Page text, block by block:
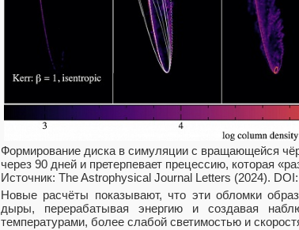
Формирование диска в симуляции с вращающейся
через 90 дней и претерпевает прецессию, которая
Источник: The Astrophysical Journal Letters (2024).
Новые расчёты показывают, что эти обломки
дыры, перерабатывая энергию и создавая
температурами, более слабой светимостью и